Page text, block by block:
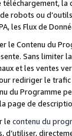
téléchargement,
robots ou
PA, les Flux de
le Contenu du
Sans limiter
et les ventes
rediriger le
du Programme
page de
le contenu du
d’utiliser,